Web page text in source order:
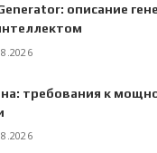
описание
требования к